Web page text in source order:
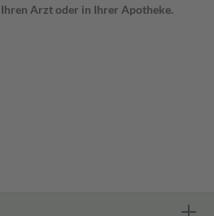
Arzt oder in Ihrer Apotheke.